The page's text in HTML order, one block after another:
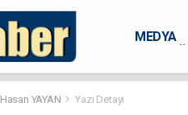
MEDYA
Hasan YAYAN Yazı Detayı